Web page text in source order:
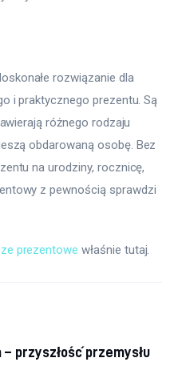
rozwiązanie dla
i praktycznego prezentu. Są
różnego rodzaju
obdarowaną osobę. Bez
na urodziny, rocznicę,
z pewnością sprawdzi
prezentowe właśnie tutaj.
przyszłość przemysłu